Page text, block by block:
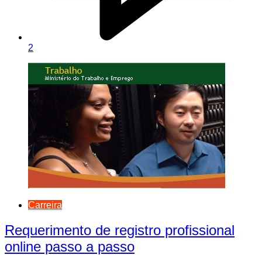
2
Carreira
Requerimento de registro profissional
online passo a passo